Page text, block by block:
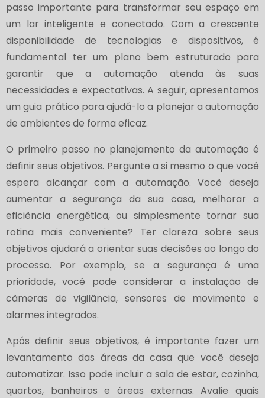
passo importante para transformar seu espaço em
um lar inteligente e conectado. Com a crescente
disponibilidade de tecnologias e dispositivos, é
fundamental ter um plano bem estruturado para
garantir que a automação atenda às suas
necessidades e expectativas. A seguir, apresentamos
um guia prático para ajudá-lo a planejar a automação
de ambientes de forma eficaz.
O primeiro passo no planejamento da automação é
definir seus objetivos. Pergunte a si mesmo o que você
espera alcançar com a automação. Você deseja
aumentar a segurança da sua casa, melhorar a
eficiência energética, ou simplesmente tornar sua
rotina mais conveniente? Ter clareza sobre seus
objetivos ajudará a orientar suas decisões ao longo do
processo. Por exemplo, se a segurança é uma
prioridade, você pode considerar a instalação de
câmeras de vigilância, sensores de movimento e
alarmes integrados.
Após definir seus objetivos, é importante fazer um
levantamento das áreas da casa que você deseja
automatizar. Isso pode incluir a sala de estar, cozinha,
quartos, banheiros e áreas externas. Avalie quais